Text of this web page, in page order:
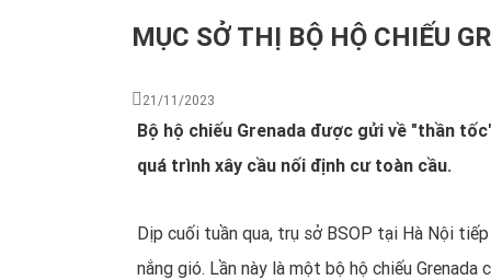
MỤC SỞ THỊ BỘ HỘ CHIẾU
21/11/2023
Bộ hộ chiếu Grenada được gửi về "thần
quá trình xây cầu nối định cư toàn cầu.
Dịp cuối tuần qua, trụ sở BSOP tại Hà Nội
nắng gió. Lần này là một bộ hộ chiếu